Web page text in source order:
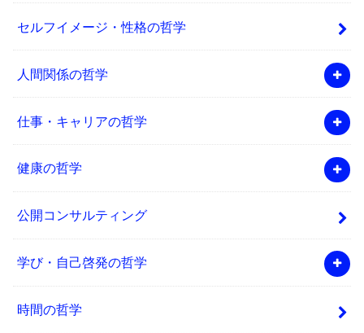
セルフイメージ・性格の哲学
人間関係の哲学
仕事・キャリアの哲学
健康の哲学
公開コンサルティング
学び・自己啓発の哲学
時間の哲学